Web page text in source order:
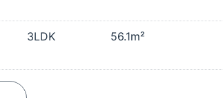
3LDK
56.1m²